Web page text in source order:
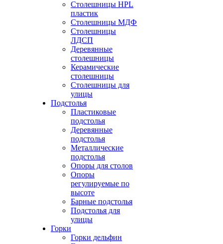
Столешницы HPL
пластик
Столешницы МДФ
Столешницы
ЛДСП
Деревянные
столешницы
Керамические
столешницы
Столешницы для
улицы
Подстолья
Пластиковые
подстолья
Деревянные
подстолья
Металлические
подстолья
Опоры для столов
Опоры
регулируемые по
высоте
Барные подстолья
Подстолья для
улицы
Горки
Горки дельфин